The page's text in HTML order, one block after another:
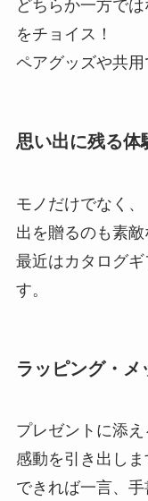
どちらか一方で
をチョイス！
ペアグッズや共用
思い出に残る体
モノだけでなく
出を贈るのも素敵
最近はカタログ
す。
ラッピング・メ
プレゼントに添
感動を引き出しま
できれば一言、手